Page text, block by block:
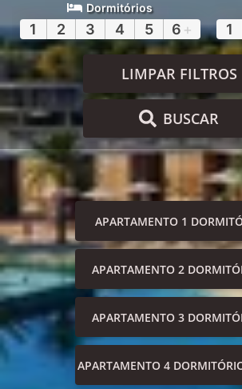
Dormitórios
1 2 3 4 5 6 + 1
LIMPAR FILTROS
BUSCAR
APARTAMENTO 1
APARTAMENTO 2
APARTAMENTO 3
APARTAMENTO 4